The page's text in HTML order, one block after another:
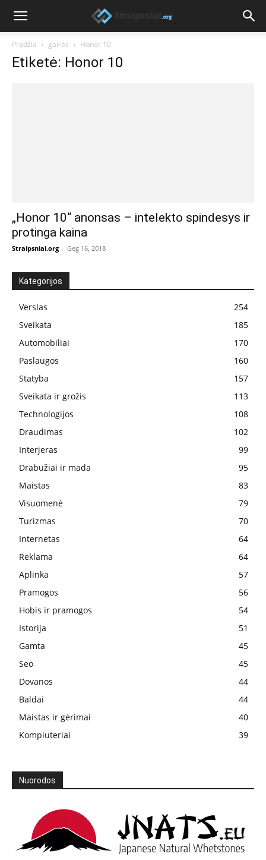
Pradžia gairės Honor 10
Etiketė: Honor 10
„Honor 10“ anonsas – intelekto spindesys ir
protinga kaina
Straipsniai.org - Geg 16, 2018
Kategorijos
Verslas
254
Sveikata
185
Automobiliai
170
Paslaugos
160
Statyba
157
Sveikata ir grožis
113
Technologijos
108
Draudimas
102
Interjeras
99
Drabužiai ir mada
95
Maistas
83
Visuomenė
79
Turizmas
70
Internetas
64
Reklama
64
Aplinka
57
Pramogos
56
Hobis ir pramogos
54
Istorija
51
Gamta
45
Seo
45
Dovanos
44
Baldai
44
Maistas ir gėrimai
40
Kompiuteriai
39
Nuorodos